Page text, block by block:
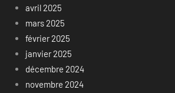
avril 2025
mars 2025
février 2025
janvier 2025
décembre 2024
novembre 2024